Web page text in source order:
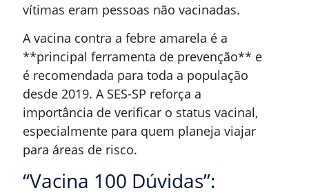
vítimas eram pessoas não vacinadas.
A vacina contra a febre amarela é a
**principal ferramenta de prevenção** e
é recomendada para toda a população
desde 2019. A SES-SP reforça a
importância de verificar o status vacinal,
especialmente para quem planeja viajar
para áreas de risco.
“Vacina 100 Dúvidas”: